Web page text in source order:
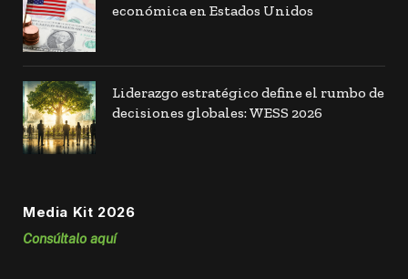
económica en Estados Unidos
Liderazgo estratégico define el rumbo de
decisiones globales: WESS 2026
Media Kit 2026
Consúltalo aquí